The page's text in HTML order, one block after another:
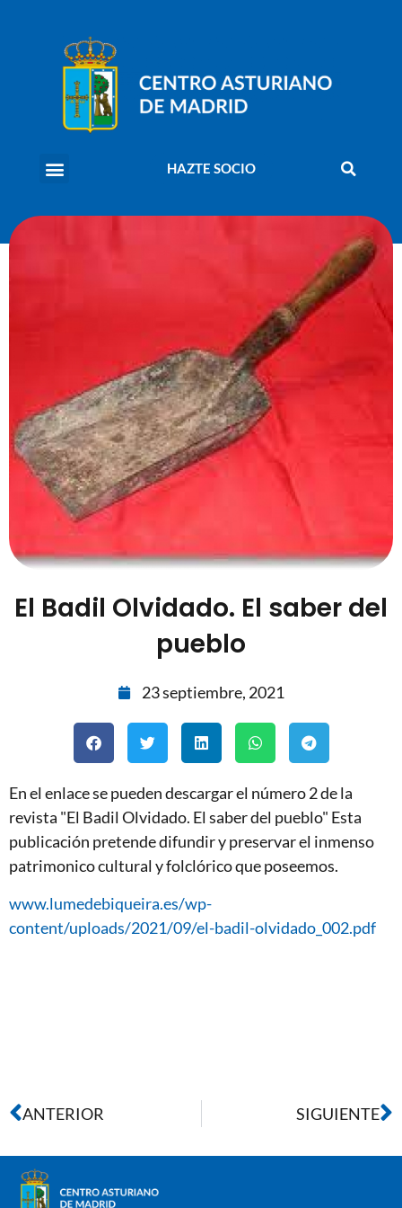
HAZTE SOCIO
El Badil Olvidado. El saber del
pueblo
23 septiembre, 2021
En el enlace se pueden descargar el número 2 de la
revista "El Badil Olvidado. El saber del pueblo" Esta
publicación pretende difundir y preservar el inmenso
patrimonico cultural y folclórico que poseemos.
www.lumedebiqueira.es/wp-
content/uploads/2021/09/el-badil-olvidado_002.pdf
ANTERIOR SIGUIENTE